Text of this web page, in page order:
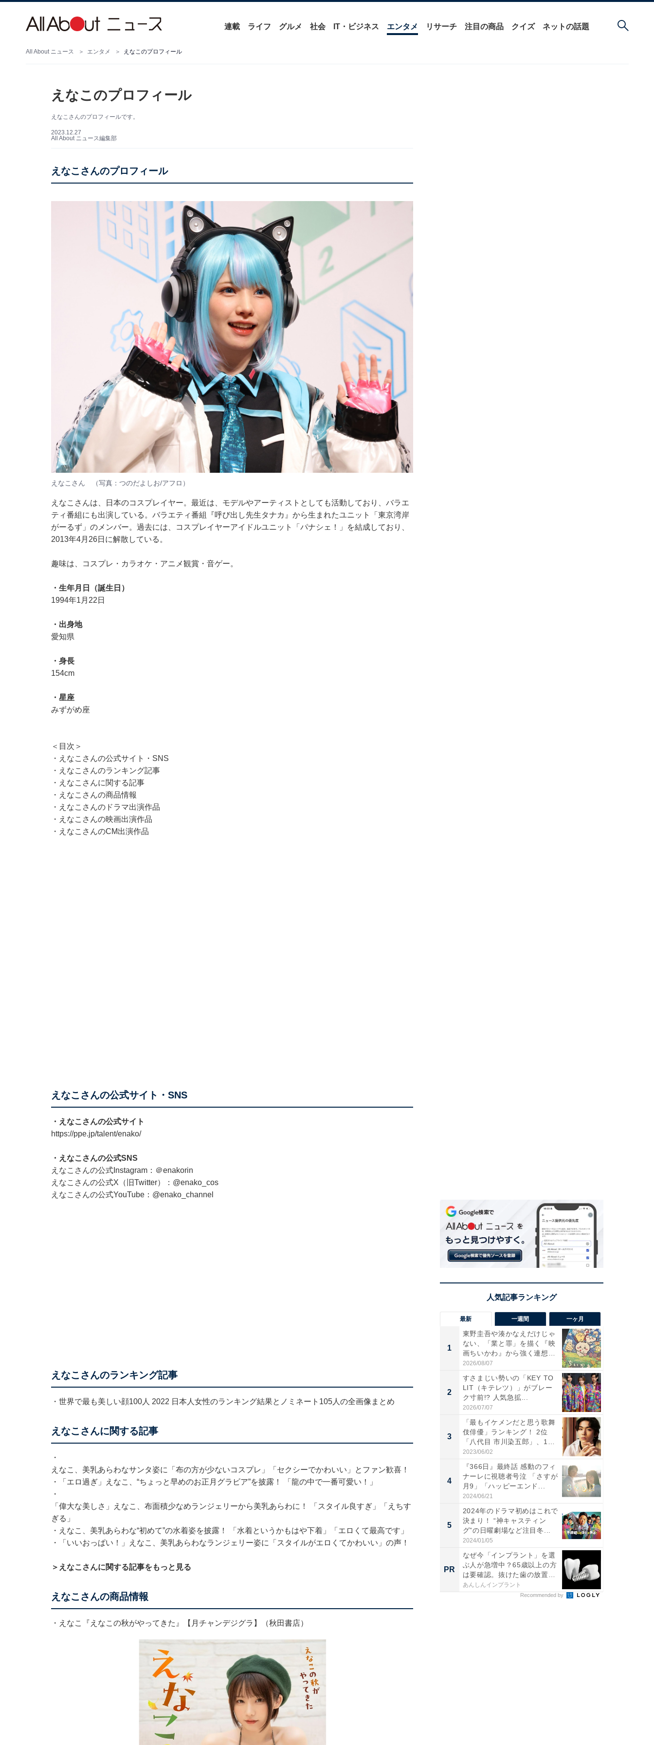
連載 ライフ グルメ 社会 IT・ビジネス エンタメ リサーチ 注目の商品 クイズ ネットの話題
All About ニュース エンタメ えなこのプロフィール
えなこのプロフィール
えなこさんのプロフィールです。
2023.12.27
All About ニュース編集部
えなこさんのプロフィール
えなこさん （写真：つのだよしお/アフロ）
えなこさんは、日本のコスプレイヤー。最近は、モデルやアーティストとしても活動しており、バラエ
ティ番組にも出演している。バラエティ番組『呼び出し先生タナカ』から生まれたユニット「東京湾岸
がーるず」のメンバー。過去には、コスプレイヤーアイドルユニット「パナシェ！」を結成しており、
2013年4月26日に解散している。
趣味は、コスプレ・カラオケ・アニメ観賞・音ゲー。
・生年月日（誕生日）
1994年1月22日
・出身地
愛知県
・身長
154cm
・星座
みずがめ座
＜目次＞
・ えなこさんの公式サイト・SNS
・ えなこさんのランキング記事
・ えなこさんに関する記事
・ えなこさんの商品情報
・ えなこさんのドラマ出演作品
・ えなこさんの映画出演作品
・ えなこさんのCM出演作品
えなこさんの公式サイト・SNS
・えなこさんの公式サイト
https://ppe.jp/talent/enako/
・えなこさんの公式SNS
えなこさんの公式Instagram： ＠enakorin
えなこさんの公式X（旧Twitter）： @enako_cos
えなこさんの公式YouTube： @enako_channel
えなこさんのランキング記事
・ 世界で最も美しい顔100人 2022 日本人女性のランキング結果とノミネート105人の全画像まとめ
えなこさんに関する記事
・
えなこ、美乳あらわなサンタ姿に「布の方が少ないコスプレ」「セクシーでかわいい」とファン歓喜！
・
「エロ過ぎ」えなこ、“ちょっと早めのお正月グラビア”を披露！ 「龍の中で一番可愛い！」
・
「偉大な美しさ」えなこ、布面積少なめランジェリーから美乳あらわに！ 「スタイル良すぎ」「えちす
ぎる」
・ えなこ、美乳あらわな“初めて”の水着姿を披露！ 「水着というかもはや下着」「エロくて最高です」
・
「いいおっぱい！」えなこ、美乳あらわなランジェリー姿に「スタイルがエロくてかわいい」の声！
＞ えなこさんに関する記事をもっと見る
えなこさんの商品情報
・えなこ『えなこの秋がやってきた』【月チャンデジグラ】（秋田書店）
最新 一週間 一ヶ月
1
東野圭吾や湊かなえだけじゃ
ない、「業と罪」を描く『映
画ちいかわ』から強く連想し
た...
2026/08/07
2
すさまじい勢いの「KEY TO
LIT（キテレツ）」がブレー
ク寸前!? 人気急拡...
2026/07/07
3
「最もイケメンだと思う歌舞
伎俳優」ランキング！ 2位
「八代目 市川染五郎」、1
位...
2023/06/02
4
『366日』最終話 感動のフィ
ナーレに視聴者号泣 「さすが
月9」「ハッピーエンド...
2024/06/21
5
2024年のドラマ初めはこれで
決まり！ “神キャスティン
グ”の日曜劇場など注目冬...
2024/01/05
PR
なぜ今「インプラント」を選
ぶ人が急増中？65歳以上の方
は要確認。抜けた歯の放置
は...
あんしんインプラント
Recommended by